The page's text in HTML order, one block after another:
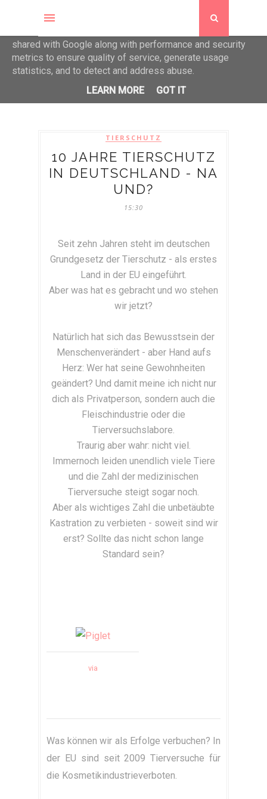
TIERSCHUTZ
10 JAHRE TIERSCHUTZ
IN DEUTSCHLAND - NA
UND?
15:30
Seit zehn Jahren steht im deutschen
Grundgesetz der Tierschutz - als erstes
Land in der EU eingeführt.
Aber was hat es gebracht und wo stehen
wir jetzt?
Natürlich hat sich das Bewusstsein der
Menschenverändert - aber Hand aufs
Herz: Wer hat seine Gewohnheiten
geändert? Und damit meine ich nicht nur
dich als Privatperson, sondern auch die
Fleischindustrie oder die
Tierversuchslabore.
Traurig aber wahr: nicht viel.
Immernoch leiden unendlich viele Tiere
und die Zahl der medizinischen
Tierversuche steigt sogar noch.
Aber als wichtiges Zahl die unbetäubte
Kastration zu verbieten - soweit sind wir
erst? Sollte das nicht schon lange
Standard sein?
via
Was können wir als Erfolge verbuchen? In
der EU sind seit 2009 Tierversuche für
die Kosmetikindustrieverboten.
This site uses cookies from Google to deliver its services
shared with Google along with performance and security
metrics to ensure quality of service, generate usage
statistics, and to detect and address abuse.
LEARN MORE
GOT IT